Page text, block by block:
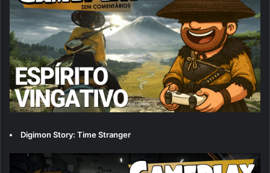
Digimon Story: Time Stranger